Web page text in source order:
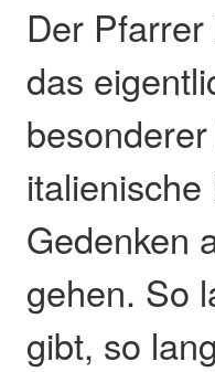
Der
das
Gedenken
gehen. So
gibt, so